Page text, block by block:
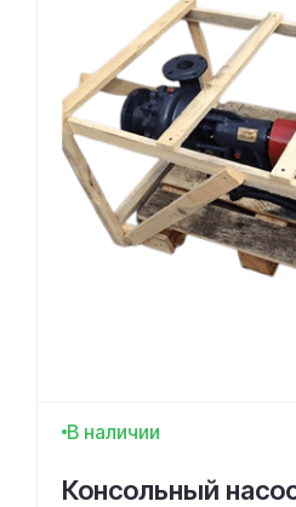
В наличии
Консольный